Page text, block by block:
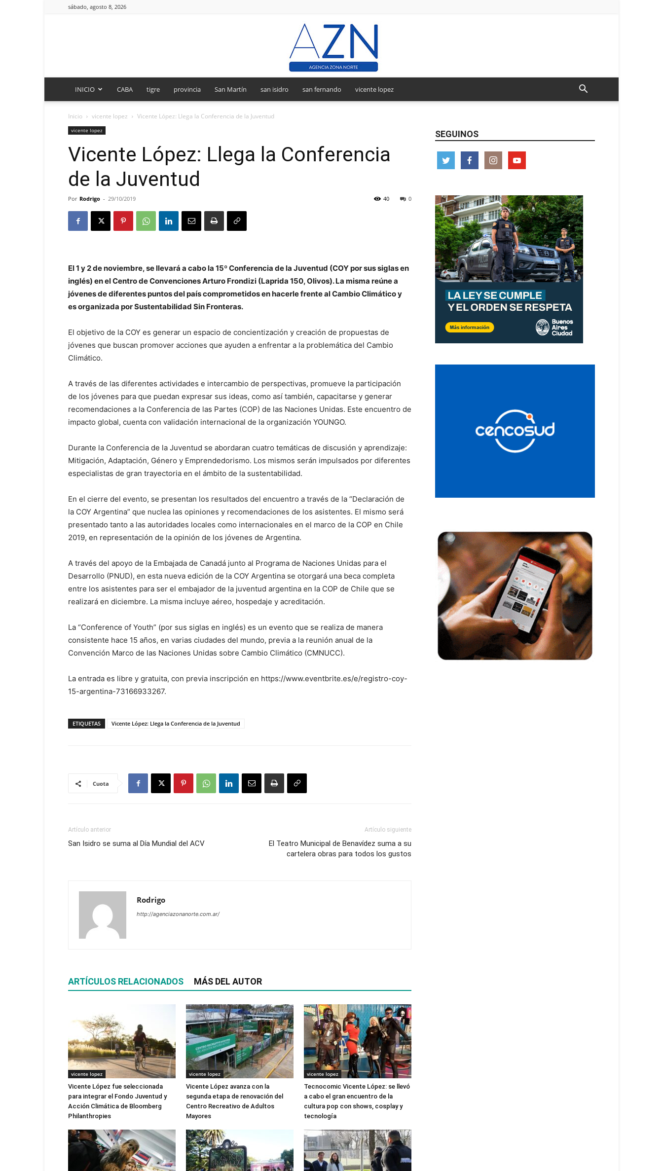
sábado, agosto 8, 2026
INICIO CABA tigre provincia San Martín san isidro san fernando vicente lopez
Inicio vicente lopez Vicente López: Llega la Conferencia de la Juventud
vicente lopez
Vicente López: Llega la Conferencia
de la Juventud
Por Rodrigo - 29/10/2019 0
40
El 1 y 2 de noviembre, se llevará a cabo la 15º Conferencia de la Juventud (COY por sus siglas en
inglés) en el Centro de Convenciones Arturo Frondizi (Laprida 150, Olivos). La misma reúne a
jóvenes de diferentes puntos del país comprometidos en hacerle frente al Cambio Climático y
es organizada por Sustentabilidad Sin Fronteras.
El objetivo de la COY es generar un espacio de concientización y creación de propuestas de
jóvenes que buscan promover acciones que ayuden a enfrentar a la problemática del Cambio
Climático.
A través de las diferentes actividades e intercambio de perspectivas, promueve la participación
de los jóvenes para que puedan expresar sus ideas, como así también, capacitarse y generar
recomendaciones a la Conferencia de las Partes (COP) de las Naciones Unidas. Este encuentro de
impacto global, cuenta con validación internacional de la organización YOUNGO.
Durante la Conferencia de la Juventud se abordaran cuatro temáticas de discusión y aprendizaje:
Mitigación, Adaptación, Género y Emprendedorismo. Los mismos serán impulsados por diferentes
especialistas de gran trayectoria en el ámbito de la sustentabilidad.
En el cierre del evento, se presentan los resultados del encuentro a través de la “Declaración de
la COY Argentina” que nuclea las opiniones y recomendaciones de los asistentes. El mismo será
presentado tanto a las autoridades locales como internacionales en el marco de la COP en Chile
2019, en representación de la opinión de los jóvenes de Argentina.
A través del apoyo de la Embajada de Canadá junto al Programa de Naciones Unidas para el
Desarrollo (PNUD), en esta nueva edición de la COY Argentina se otorgará una beca completa
entre los asistentes para ser el embajador de la juventud argentina en la COP de Chile que se
realizará en diciembre. La misma incluye aéreo, hospedaje y acreditación.
La “Conference of Youth” (por sus siglas en inglés) es un evento que se realiza de manera
consistente hace 15 años, en varias ciudades del mundo, previa a la reunión anual de la
Convención Marco de las Naciones Unidas sobre Cambio Climático (CMNUCC).
La entrada es libre y gratuita, con previa inscripción en https://www.eventbrite.es/e/registro-coy-
15-argentina-73166933267.
ETIQUETAS Vicente López: Llega la Conferencia de la Juventud
Cuota
Artículo anterior
San Isidro se suma al Día Mundial del ACV
Artículo siguiente
El Teatro Municipal de Benavídez suma a su
cartelera obras para todos los gustos
Rodrigo
http://agenciazonanorte.com.ar/
ARTÍCULOS RELACIONADOS MÁS DEL AUTOR
vicente lopez
Vicente López fue seleccionada
para integrar el Fondo Juventud y
Acción Climática de Bloomberg
Philanthropies
vicente lopez
Vicente López avanza con la
segunda etapa de renovación del
Centro Recreativo de Adultos
Mayores
vicente lopez
Tecnocomic Vicente López: se llevó
a cabo el gran encuentro de la
cultura pop con shows, cosplay y
tecnología
SEGUINOS